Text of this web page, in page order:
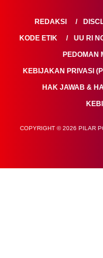
REDAKSI
KODE ETIK
UU RI
PEDOMAN
KEBIJAKAN PRIVASI
HAK JAWAB &
COPYRIGHT © 2026 PILAR